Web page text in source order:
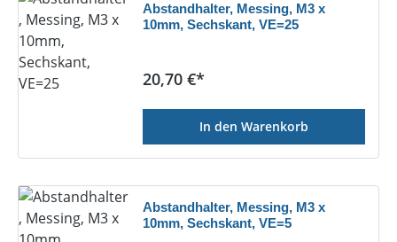
Abstandhalter, Messing, M3 x
10mm, Sechskant, VE=25
Regulärer Preis:
20,70 €*
In den Warenkorb
Abstandhalter, Messing, M3 x
10mm, Sechskant, VE=5